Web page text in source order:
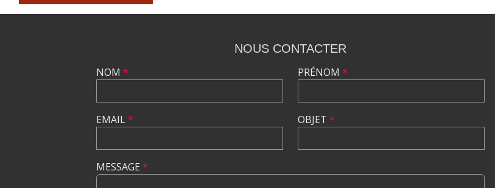
NOUS CONTACTER
NOM *
EMAIL*
PRÉNOM *
OBJET *
MESSAGE *